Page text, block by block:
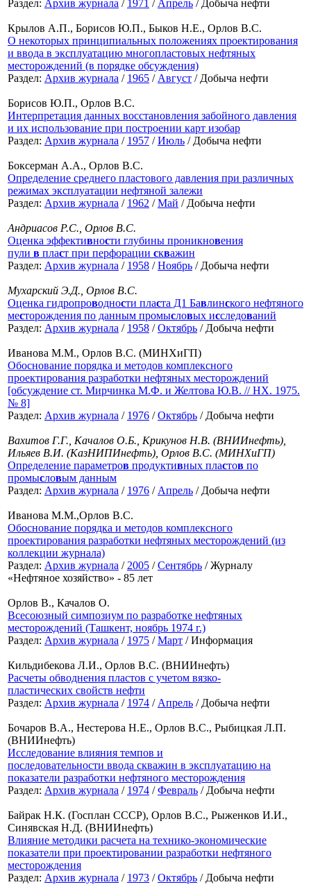
Раздел: Архив журнала / 1971 / Апрель / Добыча нефти
Крылов А.П., Борисов Ю.П., Быков Н.Е., Орлов В.С.
О некоторых принципиальных положениях проектирования
и ввода в эксплуатацию многопластовых нефтяных
месторождений (в порядке обсуждения)
Раздел: Архив журнала / 1965 / Август / Добыча нефти
Борисов Ю.П., Орлов В.С.
Интерпретация данных восстановления забойного давления
и их использование при построении карт изобар
Раздел: Архив журнала / 1957 /Июль / Добыча нефти
Боксерман А.А., Орлов В.С.
Определение среднего пластового давления при различных
режимах эксплуатации нефтяной залежи
Раздел: Архив журнала / 1962 /Май / Добыча нефти
Андриасов Р.С., Орлов В.С.
Оценка эффективности глубины проникновения
пули в пласт при перфорации скважин
Раздел: Архив журнала / 1958 /Ноябрь / Добыча нефти
Мухарский Э.Д., Орлов В.С.
Оценка гидропроводности пласта Д1 Бавлинского нефтяного
месторождения по данным промысловых исследований
Раздел: Архив журнала / 1958 /Октябрь / Добыча нефти
Иванова М.М., Орлов В.С. (МИНХиГП)
Обоснование порядка и методов комплексного
проектирования разработки нефтяных месторождений
[обсуждение ст. Мирчинка М.Ф. и Желтова Ю.В. // НХ. 1975.
№ 8]
Раздел: Архив журнала / 1976 /Октябрь / Добыча нефти
Вахитов Г.Г., Качалов О.Б., Крикунов Н.В. (ВНИИнефть),
Ильяев В.И. (КазНИПИнефть), Орлов В.С. (МИНХиГП)
Определение параметров продуктивных пластов по
промысловым данным
Раздел: Архив журнала / 1976 / Апрель / Добыча нефти
Иванова М.М.,Орлов В.С.
Обоснование порядка и методов комплексного
проектирования разработки нефтяных месторождений (из
коллекции журнала)
Раздел: Архив журнала / 2005 /Сентябрь / Журналу
«Нефтяное хозяйство» - 85 лет
Орлов В., Качалов О.
Всесоюзный симпозиум по разработке нефтяных
месторождений (Ташкент, ноябрь 1974 г.)
Раздел: Архив журнала / 1975 /Март / Информация
Кильдибекова Л.И., Орлов В.С. (ВНИИнефть)
Расчеты обводнения пластов с учетом вязко-
пластических свойств нефти
Раздел: Архив журнала / 1974 / Апрель / Добыча нефти
Бочаров В.А., Нестерова Н.Е., Орлов В.С., Рыбицкая Л.П.
(ВНИИнефть)
Исследование влияния темпов и
последовательности ввода скважин в эксплуатацию на
показатели разработки нефтяного месторождения
Раздел: Архив журнала / 1974 /Февраль / Добыча нефти
Байрак Н.К. (Госплан СССР), Орлов В.С., Рыженков И.И.,
Синявская Н.Д. (ВНИИнефть)
Влияние методики расчета на технико-экономические
показатели при проектировании разработки нефтяного
месторождения
Раздел: Архив журнала / 1973 /Октябрь / Добыча нефти